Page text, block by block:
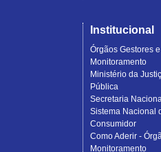
Institucional
Órgãos Gestores
Monitoramento
Ministério da
Pública
Secretaria
Sistema Nacional
Consumidor
Como Aderir -
Monitoramento